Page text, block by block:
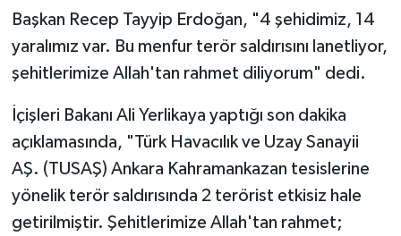
Başkan Recep Tayyip Erdoğan, "4 şehidimiz, 14
yaralımız var. Bu menfur terör saldırısını lanetliyor,
şehitlerimize Allah'tan rahmet diliyorum" dedi.
İçişleri Bakanı Ali Yerlikaya yaptığı son dakika
açıklamasında, "Türk Havacılık ve Uzay Sanayii
AŞ. (TUSAŞ) Ankara Kahramankazan tesislerine
yönelik terör saldırısında 2 terörist etkisiz hale
getirilmiştir. Şehitlerimize Allah'tan rahmet;